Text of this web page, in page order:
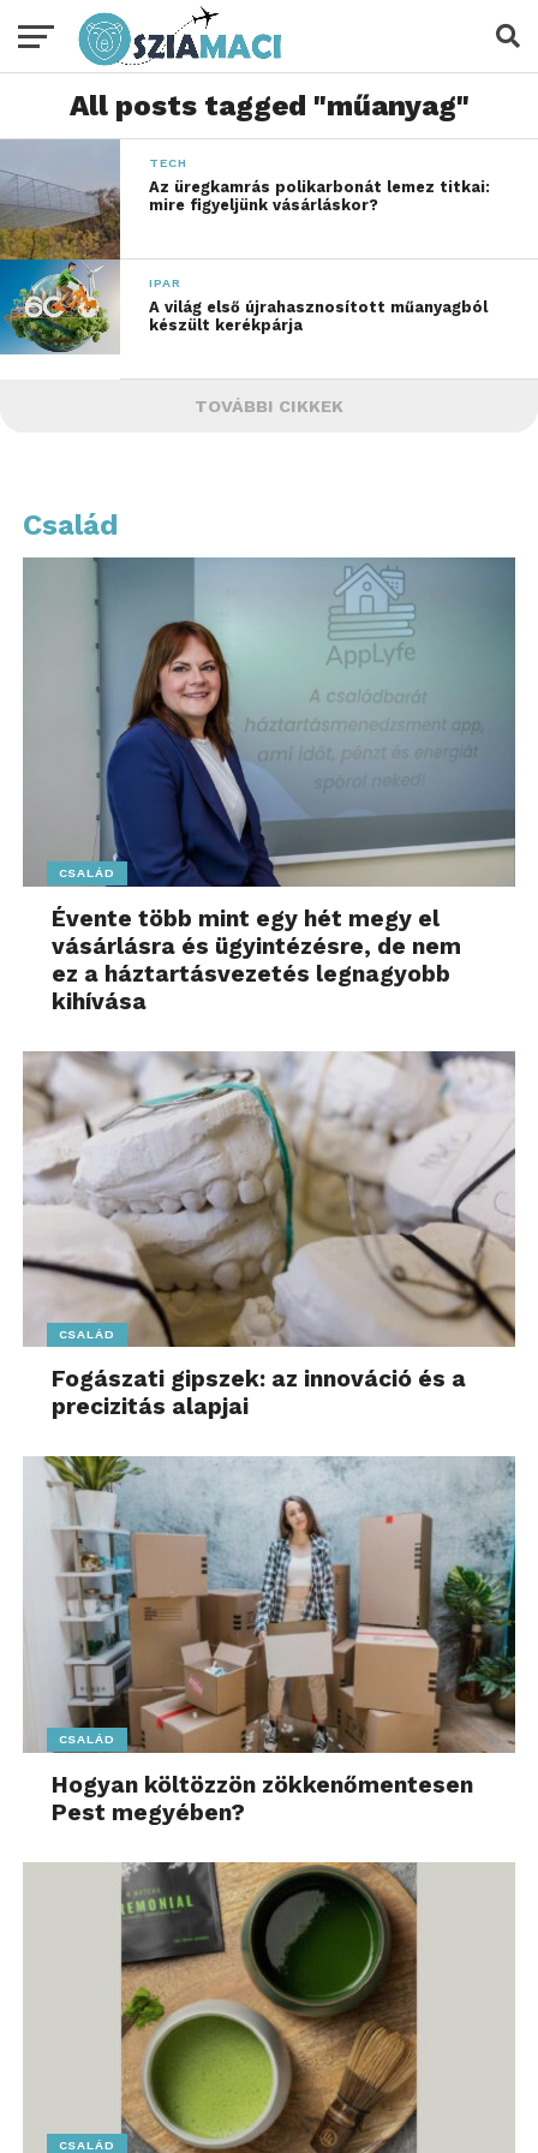
All posts tagged "műanyag"
TECH
Az üregkamrás polikarbonát lemez titkai:
mire figyeljünk vásárláskor?
IPAR
A világ első újrahasznosított műanyagból
készült kerékpárja
TOVÁBBI CIKKEK
Család
CSALÁD
Évente több mint egy hét megy el
vásárlásra és ügyintézésre, de nem
ez a háztartásvezetés legnagyobb
kihívása
CSALÁD
Fogászati gipszek: az innováció és a
precizitás alapjai
CSALÁD
Hogyan költözzön zökkenőmentesen
Pest megyében?
CSALÁD